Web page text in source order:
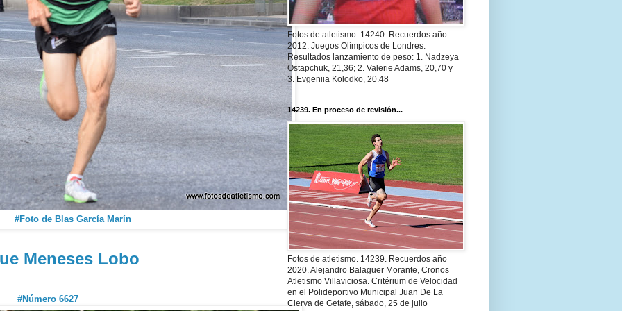
#Foto de Blas García Marín
Meneses Lobo
#Número 6627
Fotos de atletismo. 14240. Recuerdos año
2012. Juegos Olímpicos de Londres.
Resultados lanzamiento de peso: 1. Nadzeya
Ostapchuk, 21,36; 2. Valerie Adams, 20,70 y
3. Evgeniia Kolodko, 20.48
14239. En proceso de revisión...
Fotos de atletismo. 14239. Recuerdos año
2020. Alejandro Balaguer Morante, Cronos
Atletismo Villaviciosa. Critérium de Velocidad
en el Polideportivo Municipal Juan De La
Cierva de Getafe, sábado, 25 de julio